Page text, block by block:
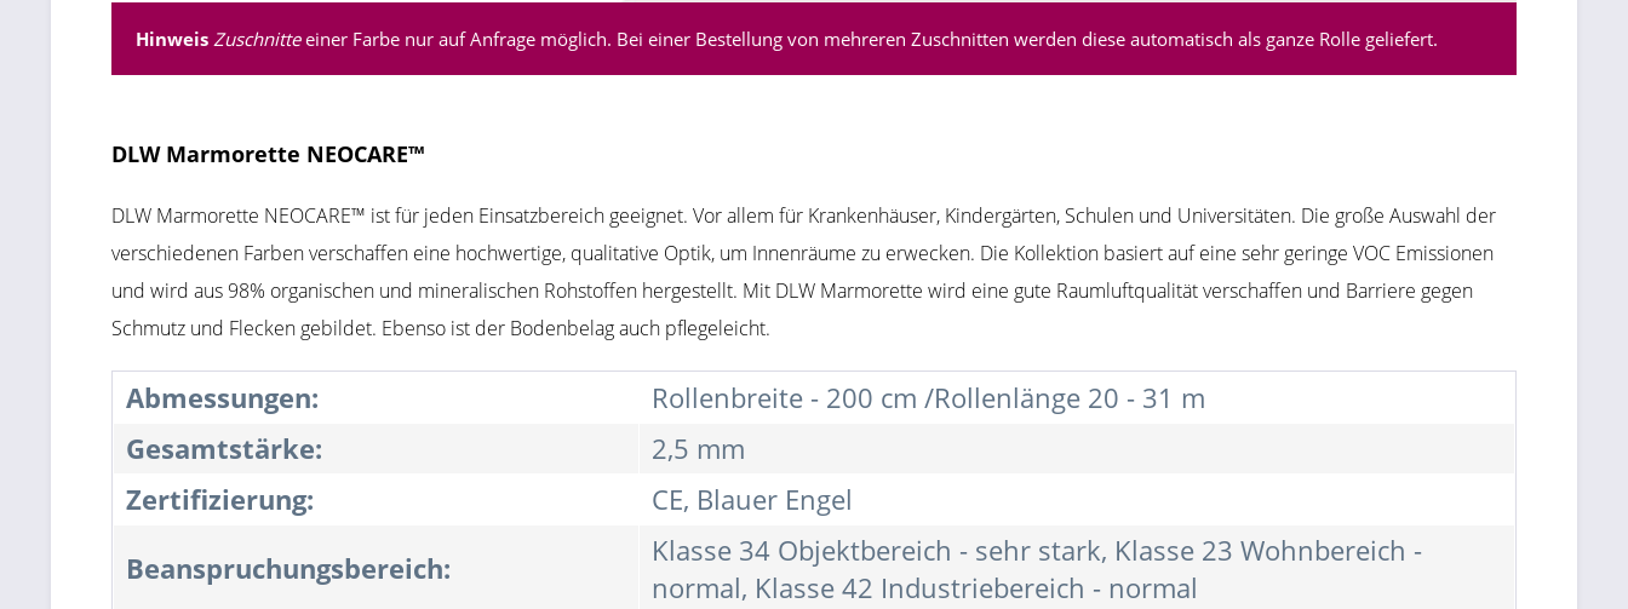
Hinweis Zuschnitteeiner Farbe nur auf Anfrage möglich. Bei einer Bestellung von mehreren Zuschnitten werden diese automatisch als ganze Rolle geliefert.
DLW Marmorette NEOCARE™
DLW Marmorette NEOCARE™ ist für jeden Einsatzbereich geeignet. Vor allem für Krankenhäuser, Kindergärten, Schulen und Universitäten. Die große Auswahl der
verschiedenen Farben verschaffen eine hochwertige, qualitative Optik, um Innenräume zu erwecken. Die Kollektion basiert auf eine sehr geringe VOC Emissionen
und wird aus 98% organischen und mineralischen Rohstoffen hergestellt. Mit DLW Marmorette wird eine gute Raumluftqualität verschaffen und Barriere gegen
Schmutz und Flecken gebildet. Ebenso ist der Bodenbelag auch pflegeleicht.
Abmessungen:
Rollenbreite - 200 cm /Rollenlänge 20 - 31 m
Gesamtstärke:
2,5 mm
Zertifizierung:
CE, Blauer Engel
Beanspruchungsbereich:
Klasse 34 Objektbereich - sehr stark, Klasse 23 Wohnbereich -
normal, Klasse 42 Industriebereich - normal